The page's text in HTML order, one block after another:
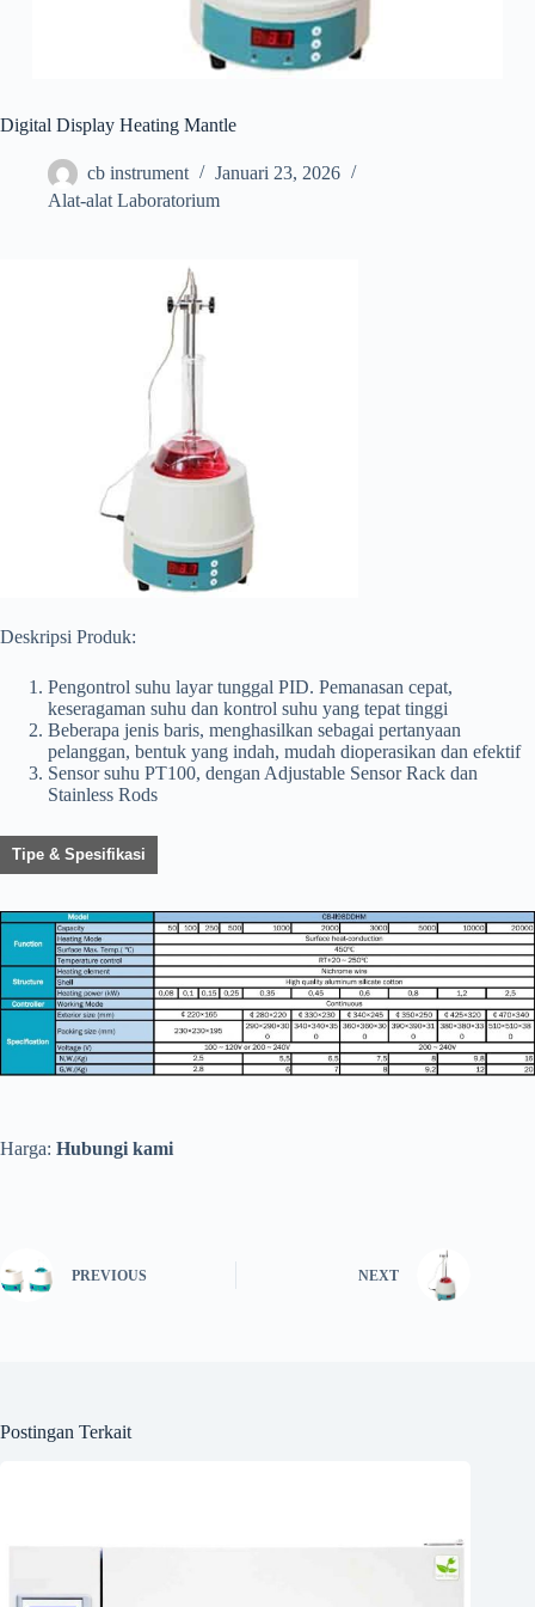
Digital Display Heating Mantle
cb instrument
Januari 23, 2026
Alat-alat Laboratorium
Deskripsi Produk:
Pengontrol suhu layar tunggal PID. Pemanasan cepat,
keseragaman suhu dan kontrol suhu yang tepat tinggi
Beberapa jenis baris, menghasilkan sebagai pertanyaan
pelanggan, bentuk yang indah, mudah dioperasikan dan efektif
Sensor suhu PT100, dengan Adjustable Sensor Rack dan
Stainless Rods
Tipe & Spesifikasi
Harga: Hubungi kami
PREVIOUS NEXT
Postingan Terkait